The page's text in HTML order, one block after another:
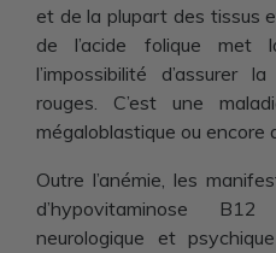
et de la plupart des tissus
de l’acide folique met
l’impossibilité d’assurer
rouges. C’est une
mégaloblastique ou encore
Outre l’anémie, les
d’hypovitaminose
neurologique et